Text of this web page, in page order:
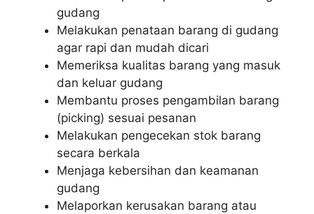
gudang
Melakukan penataan barang di gudang
agar rapi dan mudah dicari
Memeriksa kualitas barang yang masuk
dan keluar gudang
Membantu proses pengambilan barang
(picking) sesuai pesanan
Melakukan pengecekan stok barang
secara berkala
Menjaga kebersihan dan keamanan
gudang
Melaporkan kerusakan barang atau